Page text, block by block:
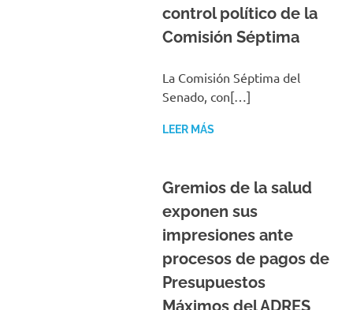
control político de la
Comisión Séptima
La Comisión Séptima del
Senado, con[…]
LEER MÁS
Gremios de la salud
exponen sus
impresiones ante
procesos de pagos de
Presupuestos
Máximos del ADRES